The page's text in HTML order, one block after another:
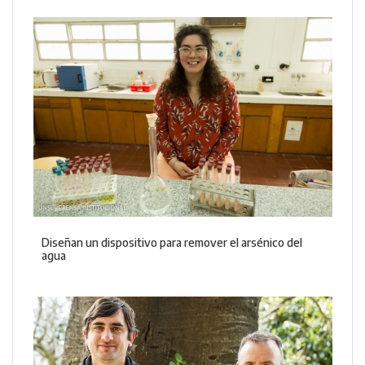
Diseñan un dispositivo para remover el arsénico del
agua